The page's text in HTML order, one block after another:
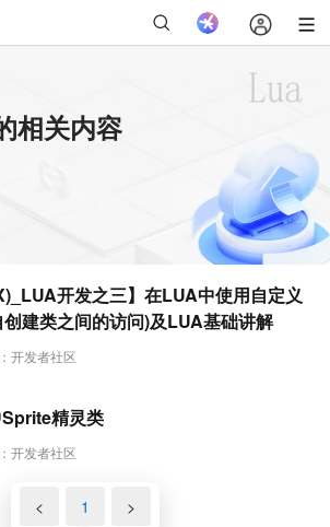
相关内容
开发者社区
开发之三】在LUA中使用自定义
建类之间的访问)及LUA基础讲解
开发者社区
精灵类
< 1 >